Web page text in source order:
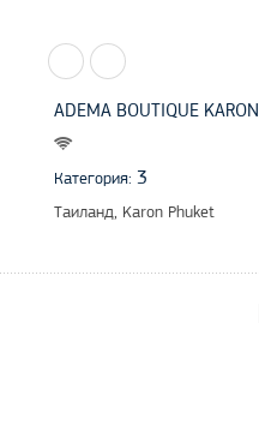
ADEMA BOUTIQUE KARON
Категория: 3
Таиланд, Karon Phuket